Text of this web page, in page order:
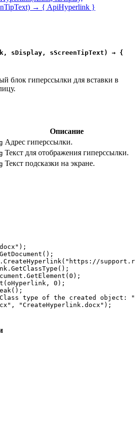
→ { ApiHyperlink }
sDisplay, sScreenTipText) → {
блок гиперссылки для вставки в
Описание
Адрес гиперссылки.
Текст для отображения гиперссылки.
Текст подсказки на экране.
0);
type of the created object:
"CreateHyperlink.docx");